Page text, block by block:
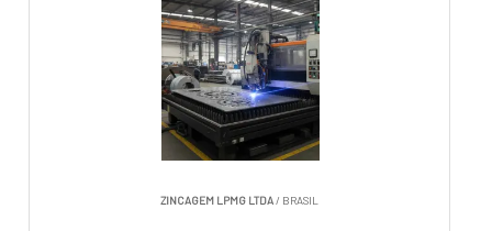
ZINCAGEM LPMG LTDA/ BRASIL